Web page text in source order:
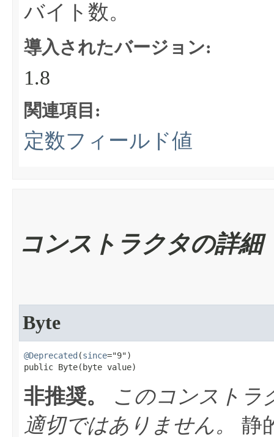
バイト数。
導入されたバージョン:
1.8
関連項目:
定数フィールド値
コンストラクタの詳細
Byte
@Deprecated (since="9")
public Byte​(byte value)
非推奨。
このコンストラ
適切ではありません。
静